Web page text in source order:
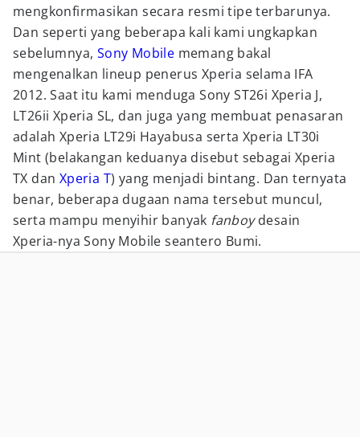
mengkonfirmasikan secara resmi tipe terbarunya.
Dan seperti yang beberapa kali kami ungkapkan
sebelumnya, Sony Mobile memang bakal
mengenalkan lineup penerus Xperia selama IFA
2012. Saat itu kami menduga Sony ST26i Xperia J,
LT26ii Xperia SL, dan juga yang membuat penasaran
adalah Xperia LT29i Hayabusa serta Xperia LT30i
Mint (belakangan keduanya disebut sebagai Xperia
TX dan Xperia T) yang menjadi bintang. Dan ternyata
benar, beberapa dugaan nama tersebut muncul,
serta mampu menyihir banyak fanboydesain
Xperia-nya Sony Mobile seantero Bumi.